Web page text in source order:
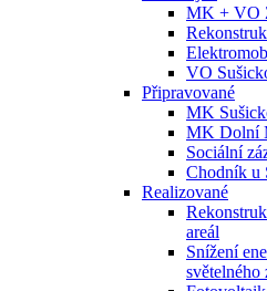
MK + VO
VO
Připravované
MK
MK Dolní
Sociální
Chodník u
Realizované
areál
Snížení
světelného